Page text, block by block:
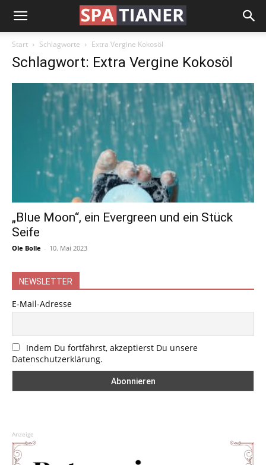
Start Schlagworte Extra Vergine Kokosöl
Schlagwort: Extra Vergine Kokosöl
„Blue Moon“, ein Evergreen und ein Stück
Seife
Ole Bolle - 10. Mai 2023
NEWSLETTER
E-Mail-Adresse
Indem Du fortfährst, akzeptierst Du unsere
Datenschutzerklärung.
Anzeige